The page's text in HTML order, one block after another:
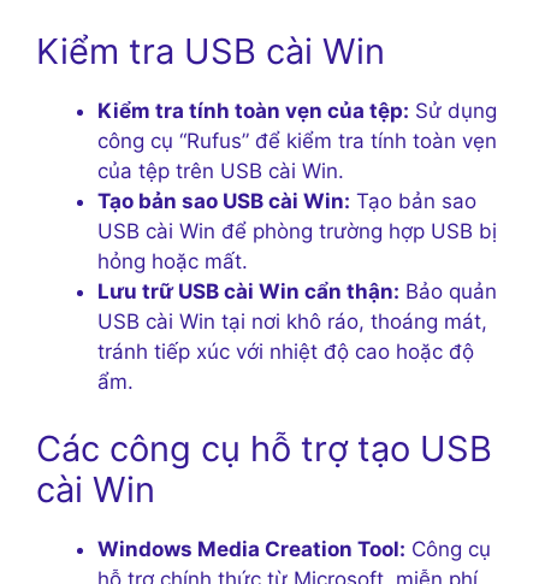
Kiểm tra USB cài Win
Kiểm tra tính toàn vẹn của tệp: Sử dụng
công cụ “Rufus” để kiểm tra tính toàn vẹn
của tệp trên USB cài Win.
Tạo bản sao USB cài Win: Tạo bản sao
USB cài Win để phòng trường hợp USB bị
hỏng hoặc mất.
Lưu trữ USB cài Win cẩn thận: Bảo quản
USB cài Win tại nơi khô ráo, thoáng mát,
tránh tiếp xúc với nhiệt độ cao hoặc độ
ẩm.
Các công cụ hỗ trợ tạo USB
cài Win
Windows Media Creation Tool: Công cụ
hỗ trợ chính thức từ Microsoft, miễn phí